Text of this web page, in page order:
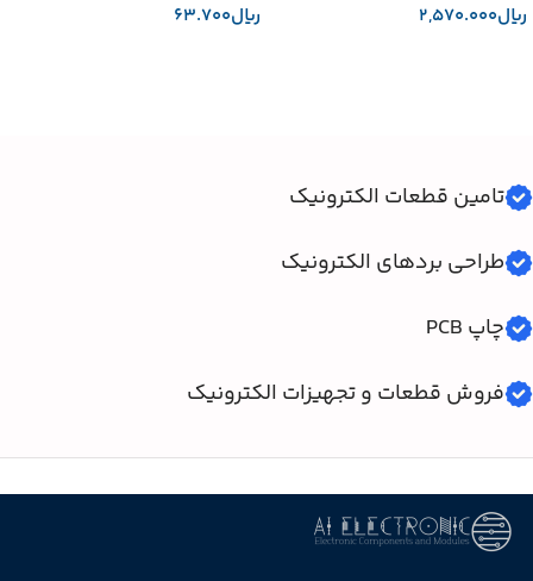
﷼
﷼
تامین قطعات الکترونیک
طراحی بردهای الکترونیک
چاپ PCB
فروش قطعات و تجهیزات الکترونیک